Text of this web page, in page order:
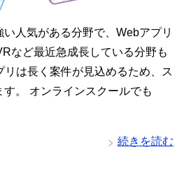
人気がある分野で、Webアプリ
など最近急成長している分野も
は長く案件が見込めるため、ス
。 オンラインスクールでも
続きを読む